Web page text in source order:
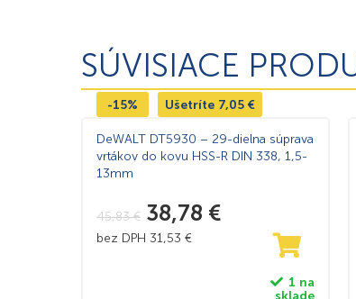
SÚVISIACE
-15% Ušetríte 7,05 €
DeWALT DT5930 – 29-dielna súprava
vrtákov do kovu HSS-R DIN 338, 1,5-
13mm
45,83€ 38,78 €
bez DPH 31,53 €
1 na
sklade